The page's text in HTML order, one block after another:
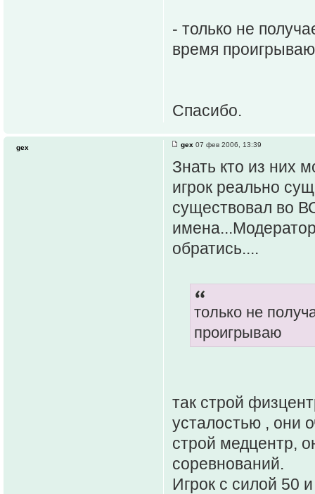
- только не
время
Спасибо.
gex 07 фев 2006, 13:39
Знать кто из них
игрок реально
существовал во
обратись....
только не
проигрываю
так строй
усталостью , они
строй медцентр,
соревнований.
Игрок с силой 50
gex